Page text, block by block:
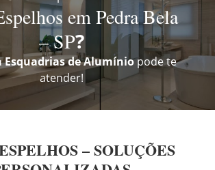
em Pedra Bela
– SP?
Esquadrias de Alumíniopode te
atender!
– SOLUÇÕES